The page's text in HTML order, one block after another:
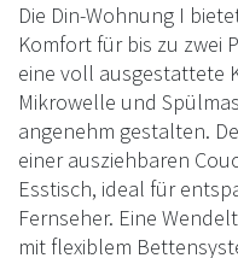
Die Din-Wohnung I
Komfort für bis zu zwei
eine voll ausgestattete
Mikrowelle und
angenehm gestalten.
einer ausziehbaren
Esstisch, ideal für
Fernseher. Eine
mit flexiblem